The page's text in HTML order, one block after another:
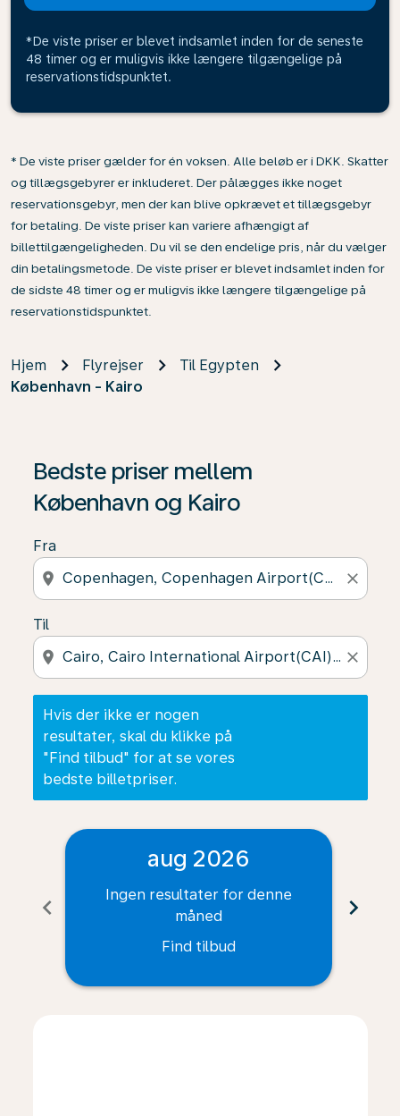
*De viste priser er blevet indsamlet inden for de seneste
48 timer og er muligvis ikke længere tilgængelige på
reservationstidspunktet.
* De viste priser gælder for én voksen. Alle beløb er i DKK. Skatter
og tillægsgebyrer er inkluderet. Der pålægges ikke noget
reservationsgebyr, men der kan blive opkrævet et tillægsgebyr
for betaling. De viste priser kan variere afhængigt af
billettilgængeligheden. Du vil se den endelige pris, når du vælger
din betalingsmetode. De viste priser er blevet indsamlet inden for
de sidste 48 timer og er muligvis ikke længere tilgængelige på
reservationstidspunktet.
Hjem Flyrejser
Til Egypten
København - Kairo
Bedste priser mellem
København og Kairo
Fra
location_on close
Til
location_on close
Hvis der ikke er nogen
resultater, skal du klikke på
"Find tilbud" for at se vores
bedste billetpriser.
Hvis der ikke er nogen resultater, skal du klikke på
chevron_left
aug 2026
Ingen resultater for denne
måned
Find tilbud
chevron_right